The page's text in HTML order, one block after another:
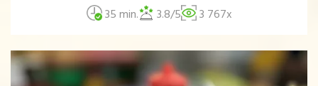
35 min. 3.8/5 3 767x